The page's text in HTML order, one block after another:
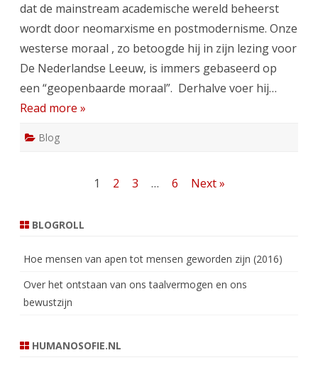
dat de mainstream academische wereld beheerst
wordt door neomarxisme en postmodernisme. Onze
westerse moraal , zo betoogde hij in zijn lezing voor
De Nederlandse Leeuw, is immers gebaseerd op
een “geopenbaarde moraal”. Derhalve voer hij…
Read more »
Blog
1 2 3 … 6 Next »
BLOGROLL
Hoe mensen van apen tot mensen geworden zijn (2016)
Over het ontstaan van ons taalvermogen en ons
bewustzijn
HUMANOSOFIE.NL